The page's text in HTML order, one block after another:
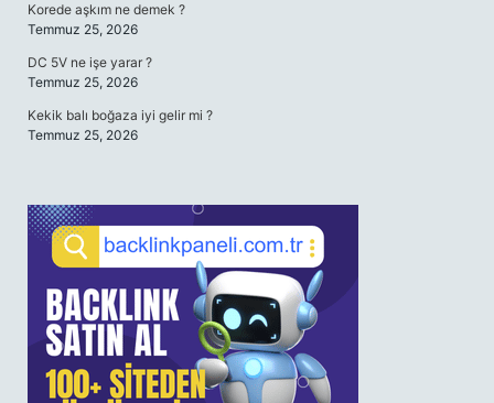
Korede aşkım ne demek ?
Temmuz 25, 2026
DC 5V ne işe yarar ?
Temmuz 25, 2026
Kekik balı boğaza iyi gelir mi ?
Temmuz 25, 2026